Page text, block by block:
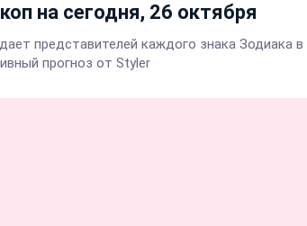
на сегодня, 26 октября
представителей каждого знака Зодиака
прогноз от Styler